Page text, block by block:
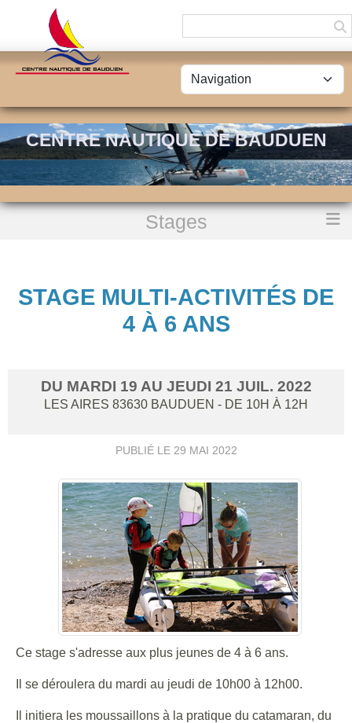
CENTRE NAUTIQUE DE BAUDUEN
Stages
Stage multi-activités de 4 à 6 ans
STAGE MULTI-ACTIVITÉS DE
4 À 6 ANS
DU MARDI 19 AU JEUDI 21 JUIL. 2022
LES AIRES 83630 BAUDUEN - DE 10H À 12H
PUBLIÉ LE 29 MAI 2022
Ce stage s'adresse aux plus jeunes de 4 à 6 ans.
Il se déroulera du mardi au jeudi de 10h00 à 12h00.
Il initiera les moussaillons à la pratique du catamaran, du
Panneau de gestion des cookies